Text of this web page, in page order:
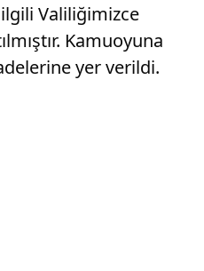
Valiliğimizce
Kamuoyuna
yer verildi.